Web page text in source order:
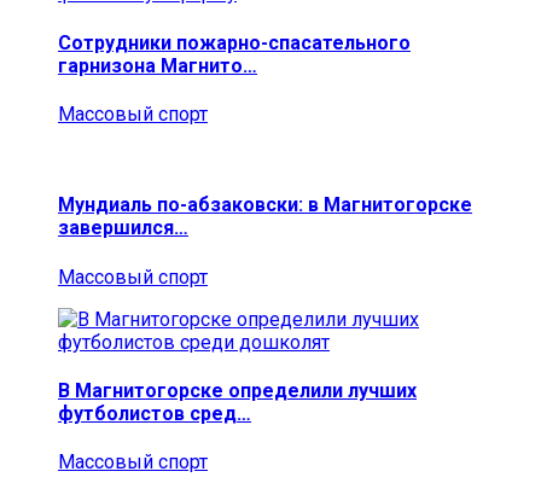
Сотрудники пожарно-спасательного
гарнизона Магнито…
Массовый спорт
Мундиаль по-абзаковски: в Магнитогорске
завершился…
Массовый спорт
В Магнитогорске определили лучших
футболистов сред…
Массовый спорт